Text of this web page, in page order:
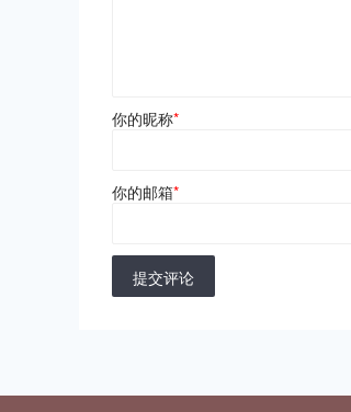
你的昵称*
你的邮箱*
提交评论